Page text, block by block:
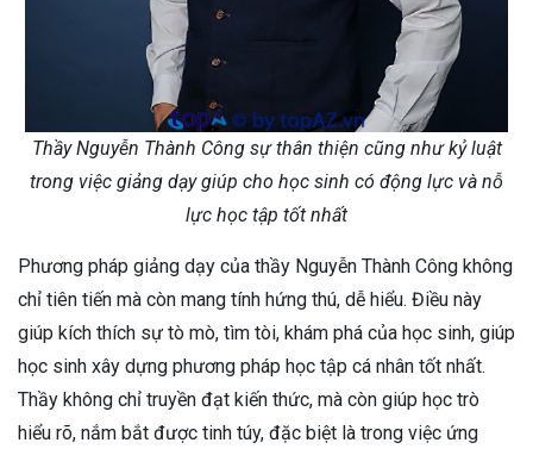
Thầy Nguyễn Thành Công sự thân thiện cũng như kỷ luật
trong việc giảng dạy giúp cho học sinh có động lực và nỗ
lực học tập tốt nhất
Phương pháp giảng dạy của thầy Nguyễn Thành Công không
chỉ tiên tiến mà còn mang tính hứng thú, dễ hiểu. Điều này
giúp kích thích sự tò mò, tìm tòi, khám phá của học sinh, giúp
học sinh xây dựng phương pháp học tập cá nhân tốt nhất.
Thầy không chỉ truyền đạt kiến thức, mà còn giúp học trò
hiểu rõ, nắm bắt được tinh túy, đặc biệt là trong việc ứng